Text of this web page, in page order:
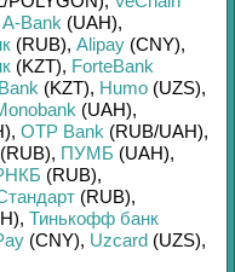
A-Bank (UAH),
(RUB), Alipay (CNY),
(KZT), ForteBank
(KZT), Humo (UZS),
(UAH),
, OTP Bank (RUB/UAH),
(RUB), ПУМБ (UAH),
(RUB),
(RUB),
, Тинькофф банк
(CNY), Uzcard (UZS),